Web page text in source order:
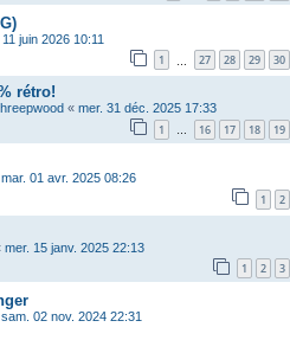
juin 2026 10:11
1 27 28 29 30
rétro!
« mer. 31 déc. 2025 17:33
1 … 16 17 18 19
mar. 01 avr. 2025 08:26
1 2
mer. 15 janv. 2025 22:13
1 2 3
sam. 02 nov. 2024 22:31